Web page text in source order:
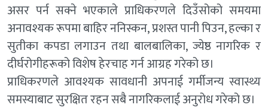
असर पर्न सक्ने भएकाले प्राधिकरणले दिउँसोको समयमा
अनावश्यक रूपमा बाहिर ननिस्कन, प्रशस्त पानी पिउन, हल्का र
सुतीका कपडा लगाउन तथा बालबालिका, ज्येष्ठ नागरिक र
दीर्घरोगीहरूको विशेष हेरचाह गर्न आग्रह गरेको छ।
प्राधिकरणले आवश्यक सावधानी अपनाई गर्मीजन्य स्वास्थ्य
समस्याबाट सुरक्षित रहन सबै नागरिकलाई अनुरोध गरेको छ।